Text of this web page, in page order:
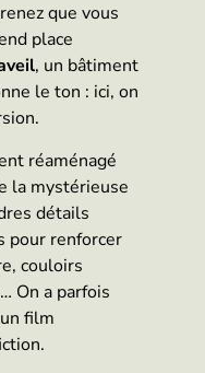
que vous
place
, un bâtiment
le ton : ici, on
réaménagé
la mystérieuse
détails
pour renforcer
couloirs
On a parfois
film